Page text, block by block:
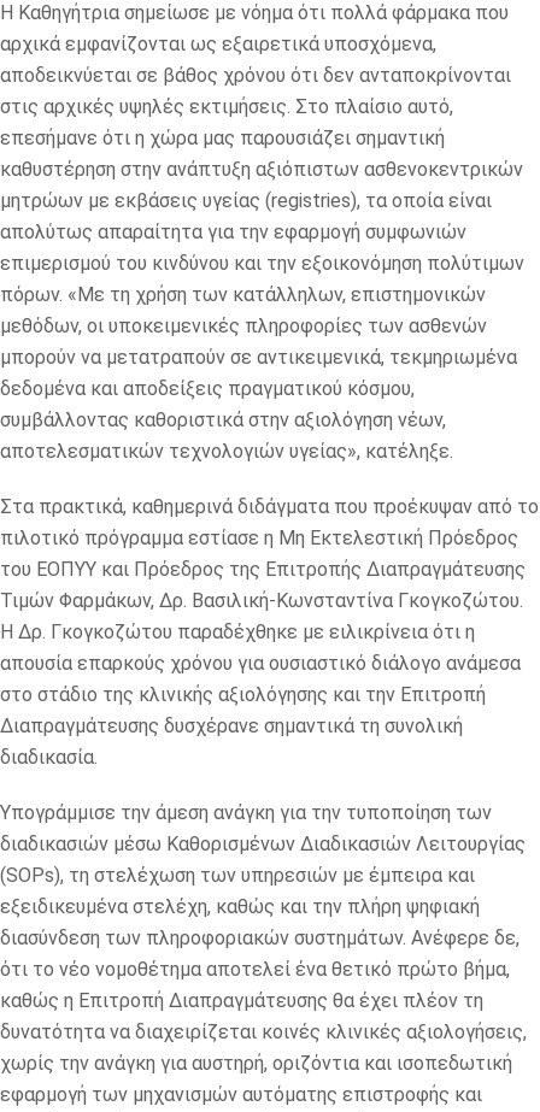
Η Καθηγήτρια σημείωσε με νόημα ότι πολλά φάρμακα που
αρχικά εμφανίζονται ως εξαιρετικά υποσχόμενα,
αποδεικνύεται σε βάθος χρόνου ότι δεν ανταποκρίνονται
στις αρχικές υψηλές εκτιμήσεις. Στο πλαίσιο αυτό,
επεσήμανε ότι η χώρα μας παρουσιάζει σημαντική
καθυστέρηση στην ανάπτυξη αξιόπιστων ασθενοκεντρικών
μητρώων με εκβάσεις υγείας (registries), τα οποία είναι
απολύτως απαραίτητα για την εφαρμογή συμφωνιών
επιμερισμού του κινδύνου και την εξοικονόμηση πολύτιμων
πόρων. «Με τη χρήση των κατάλληλων, επιστημονικών
μεθόδων, οι υποκειμενικές πληροφορίες των ασθενών
μπορούν να μετατραπούν σε αντικειμενικά, τεκμηριωμένα
δεδομένα και αποδείξεις πραγματικού κόσμου,
συμβάλλοντας καθοριστικά στην αξιολόγηση νέων,
αποτελεσματικών τεχνολογιών υγείας», κατέληξε.
Στα πρακτικά, καθημερινά διδάγματα που προέκυψαν από το
πιλοτικό πρόγραμμα εστίασε η Μη Εκτελεστική Πρόεδρος
του ΕΟΠΥΥ και Πρόεδρος της Επιτροπής Διαπραγμάτευσης
Τιμών Φαρμάκων, Δρ. Βασιλική-Κωνσταντίνα Γκογκοζώτου.
Η Δρ. Γκογκοζώτου παραδέχθηκε με ειλικρίνεια ότι η
απουσία επαρκούς χρόνου για ουσιαστικό διάλογο ανάμεσα
στο στάδιο της κλινικής αξιολόγησης και την Επιτροπή
Διαπραγμάτευσης δυσχέρανε σημαντικά τη συνολική
διαδικασία.
Υπογράμμισε την άμεση ανάγκη για την τυποποίηση των
διαδικασιών μέσω Καθορισμένων Διαδικασιών Λειτουργίας
(SOPs), τη στελέχωση των υπηρεσιών με έμπειρα και
εξειδικευμένα στελέχη, καθώς και την πλήρη ψηφιακή
διασύνδεση των πληροφοριακών συστημάτων. Ανέφερε δε,
ότι το νέο νομοθέτημα αποτελεί ένα θετικό πρώτο βήμα,
καθώς η Επιτροπή Διαπραγμάτευσης θα έχει πλέον τη
δυνατότητα να διαχειρίζεται κοινές κλινικές αξιολογήσεις,
χωρίς την ανάγκη για αυστηρή, οριζόντια και ισοπεδωτική
εφαρμογή των μηχανισμών αυτόματης επιστροφής και